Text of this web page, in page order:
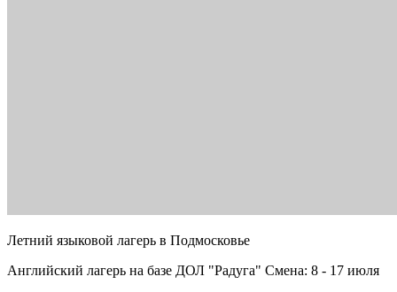
Летний языковой лагерь в Подмосковье
Английский лагерь на базе ДОЛ "Радуга" Смена: 8 - 17 июля